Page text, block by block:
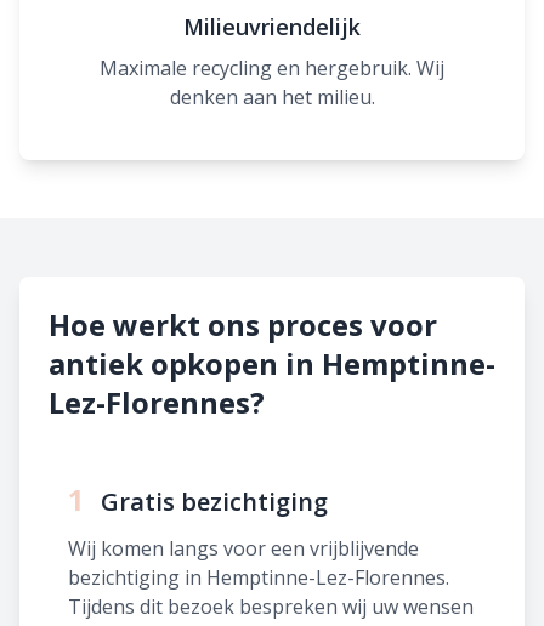
Milieuvriendelijk
Maximale recycling en hergebruik. Wij
denken aan het milieu.
Hoe werkt ons proces voor
antiek opkopen in Hemptinne-
Lez-Florennes?
1 Gratis bezichtiging
Wij komen langs voor een vrijblijvende
bezichtiging in Hemptinne-Lez-Florennes.
Tijdens dit bezoek bespreken wij uw wensen